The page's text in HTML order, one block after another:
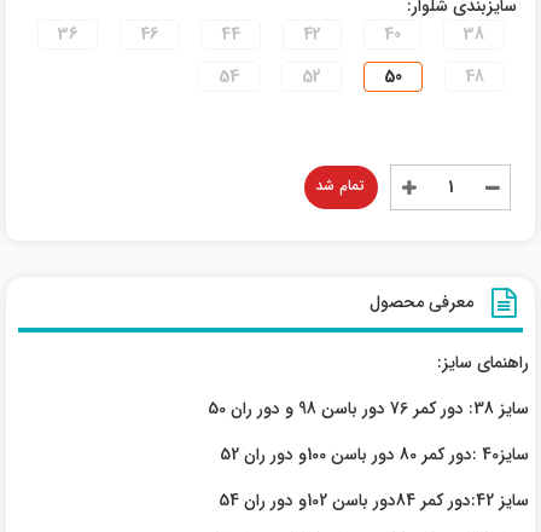
سایزبندی شلوار:
38
40
42
44
46
36
48
50
52
54
تمام شد
معرفی محصول
راهنمای سایز:
سایز 38: دور کمر 76 دور باسن 98 و دور ران 50
سایز40 :دور کمر 80 دور باسن 100و دور ران 52
سایز 42:دور کمر 84دور باسن 102و دور ران 54